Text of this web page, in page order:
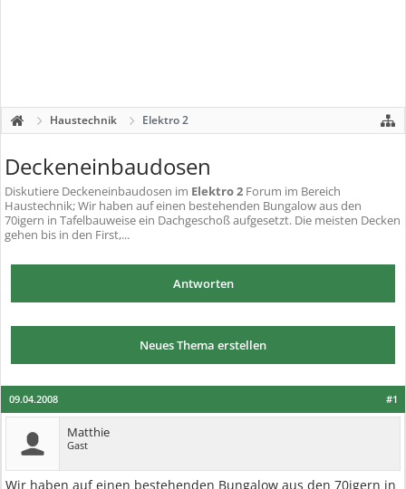
Haustechnik Elektro 2
Deckeneinbaudosen
Diskutiere Deckeneinbaudosen im Elektro 2 Forum im Bereich
Haustechnik; Wir haben auf einen bestehenden Bungalow aus den
70igern in Tafelbauweise ein Dachgeschoß aufgesetzt. Die meisten Decken
gehen bis in den First,...
Antworten
Neues Thema erstellen
#1
09.04.2008
Matthie
Gast
Wir haben auf einen bestehenden Bungalow aus den 70igern in